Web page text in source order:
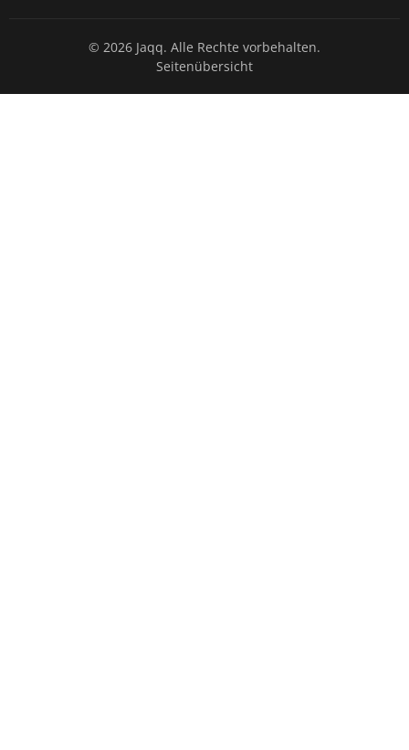
© 2026 Jaqq. Alle Rechte vorbehalten.
Seitenübersicht